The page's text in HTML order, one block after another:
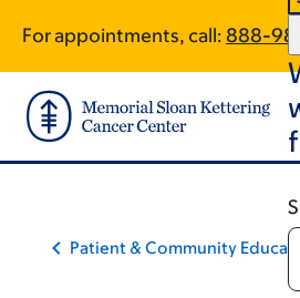
main
content
footer
For appointments, call: 888-
Patient & Community